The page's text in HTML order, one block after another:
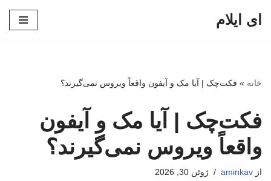
ای ایلام
خانه » فکت‌چک | آیا مک و آیفون واقعاً ویروس نمی‌گیرند؟
فکت‌چک | آیا مک و آیفون
واقعاً ویروس نمی‌گیرند؟
از aminkav ژوئن 30, 2026